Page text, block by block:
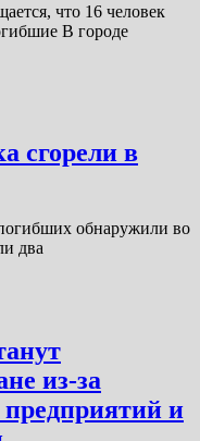
что 16 человек
В городе
сгорели в
обнаружили во
два
из-за
и